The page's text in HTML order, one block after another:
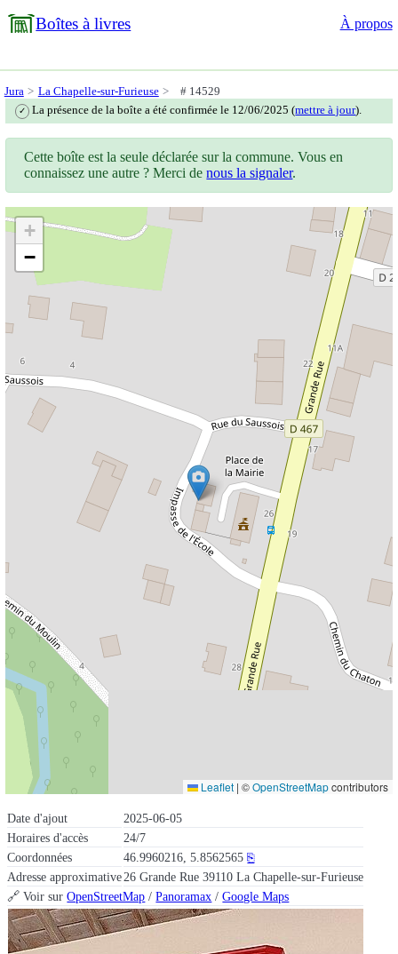
Boîtes à livres À propos
Jura La Chapelle-sur-Furieuse # 14529
✓ La présence de la boîte a été confirmée le 12/06/2025 (mettre à jour).
Date d'ajout
2025-06-05
Horaires d'accès
24/7
Coordonnées
46.9960216, 5.8562565 ⎘
Adresse approximative26 Grande Rue 39110 La Chapelle-sur-Furieuse
🔗 Voir surOpenStreetMap /Panoramax /Google Maps
Cette boîte est la seule déclarée sur la commune. Vous en
connaissez une autre ? Merci denous la signaler.
+
−
Leaflet | ©OpenStreetMapcontributors